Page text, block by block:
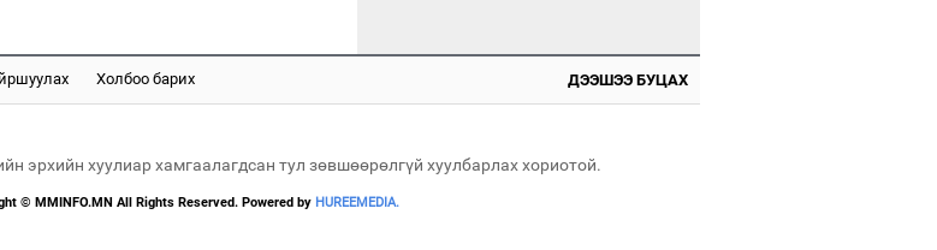
дугаартай автомашинтай иргэдэд шатахуун
Холбоо барих ДЭЭШЭЭ БУЦАХ
эрхийн хуулиар хамгаалагдсан тул зөвшөөрөлгүй хуулбарлах хориотой.
© MMINFO.MN All Rights Reserved. Powered by HUREEMEDIA.